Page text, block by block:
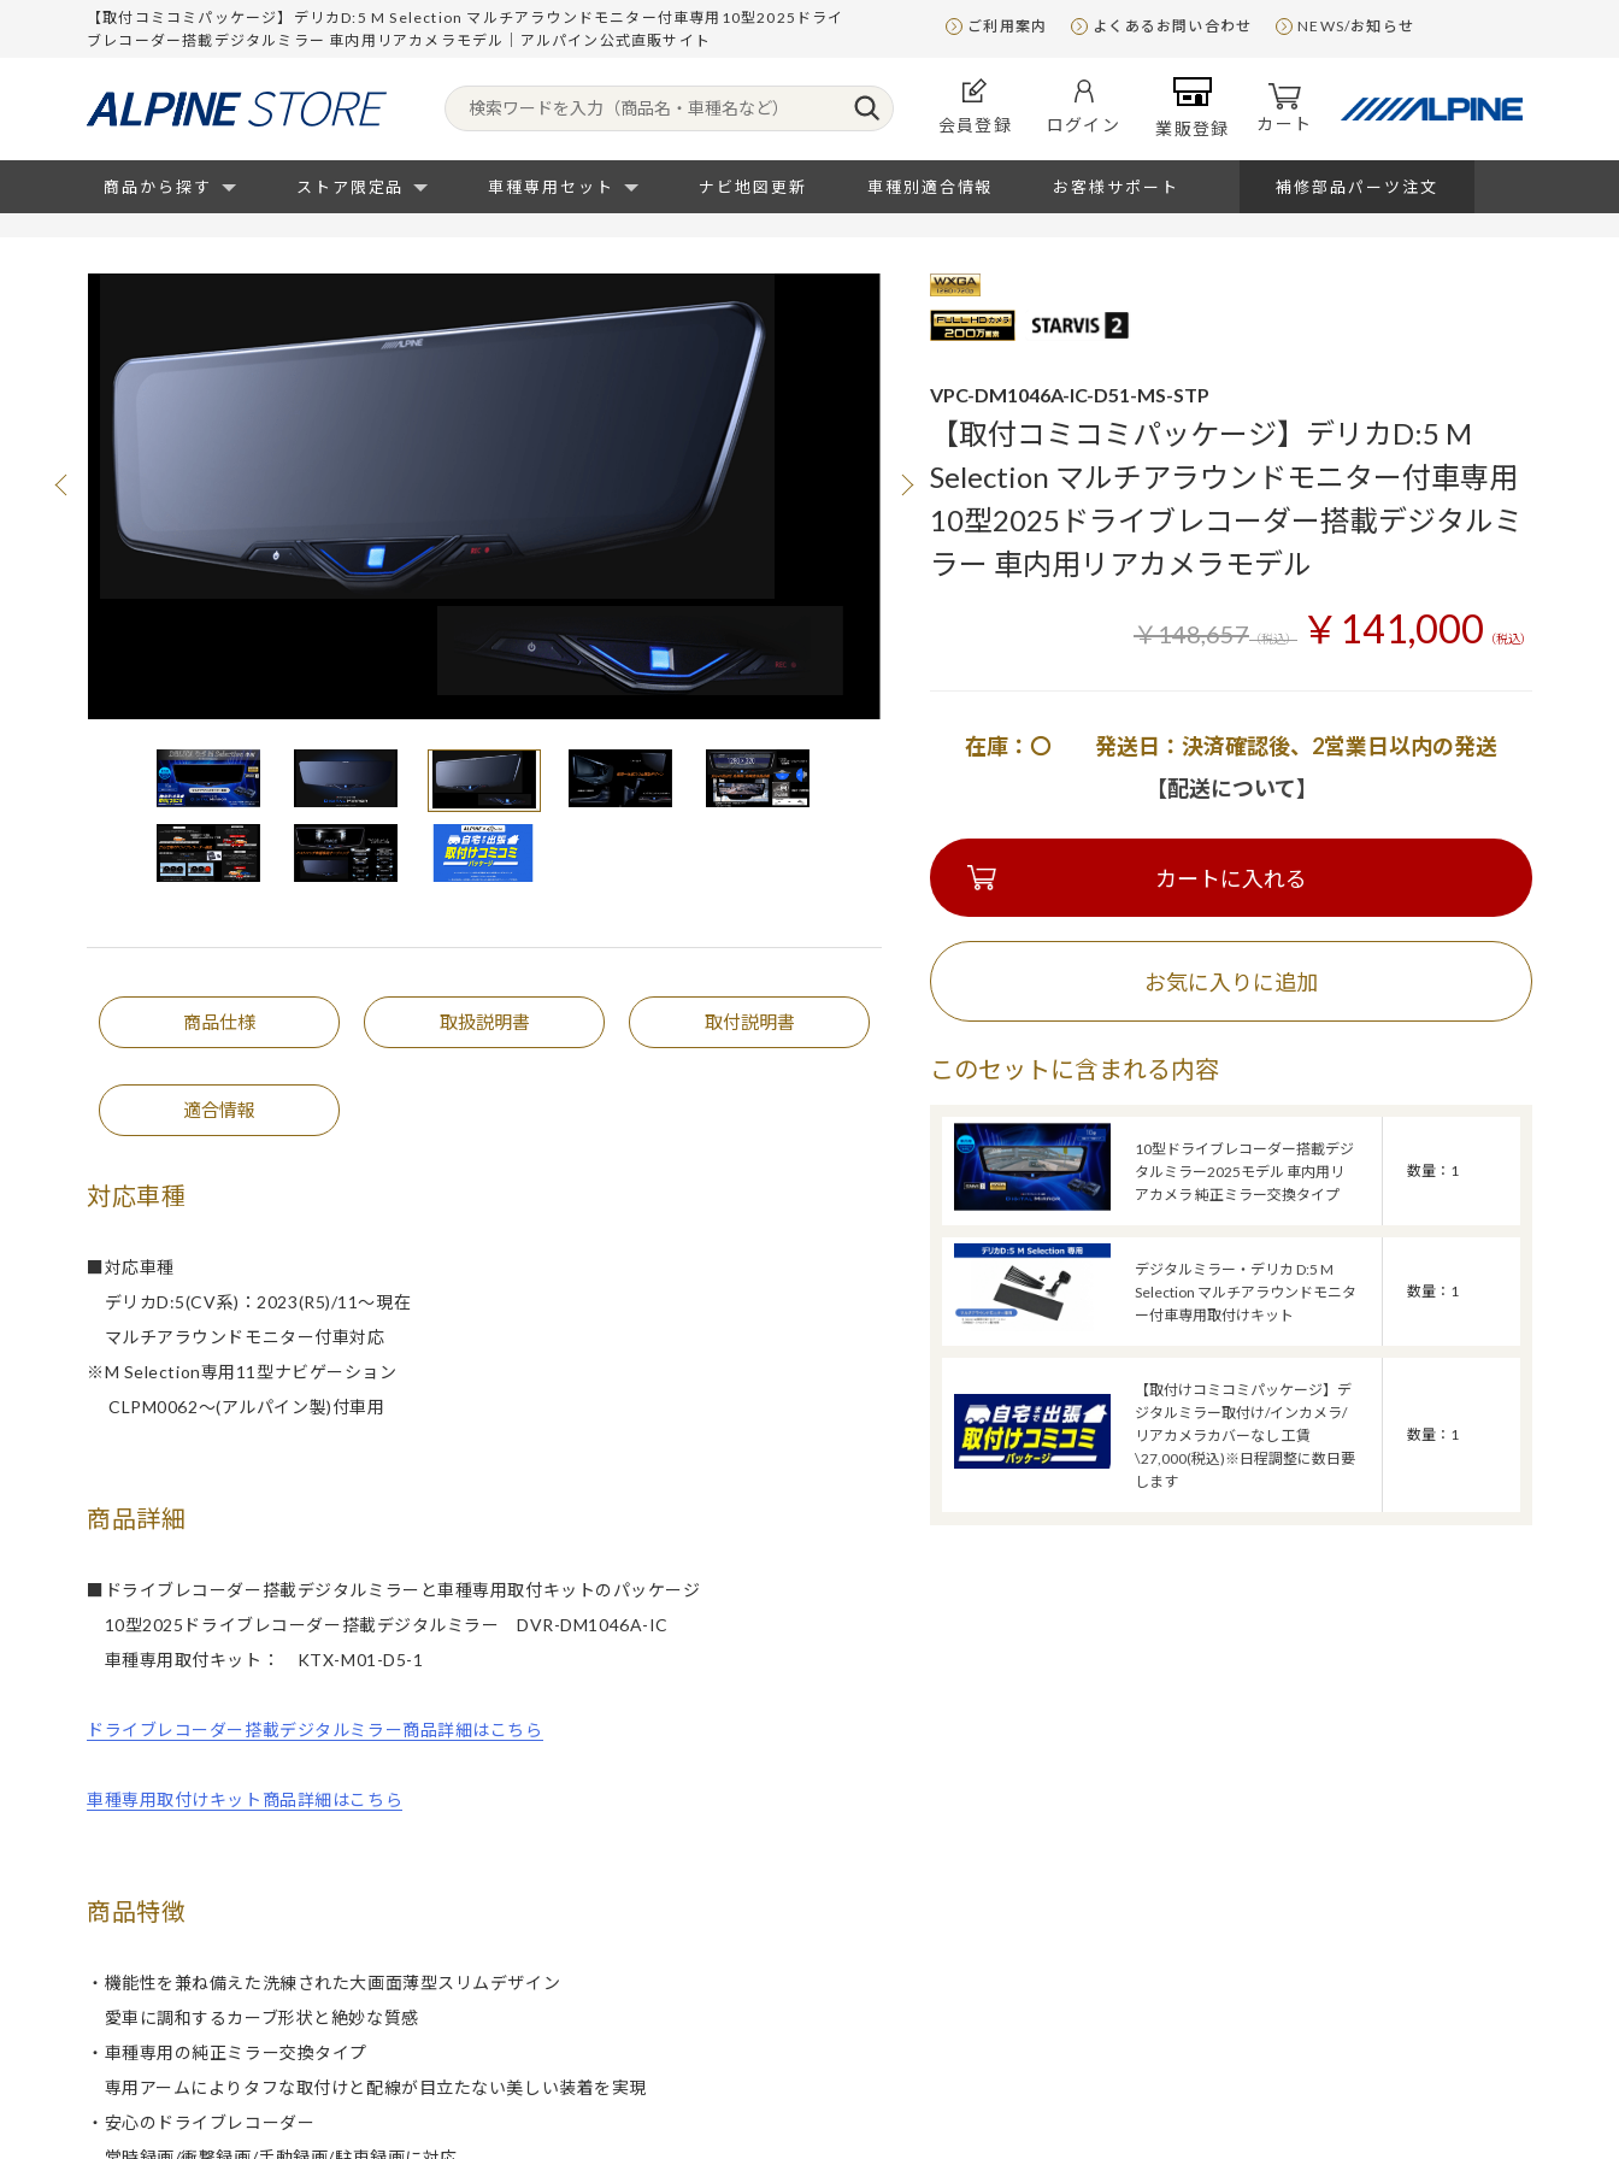
【取付コミコミパッケージ】デリカD:5 M Selection マルチアラウンドモニター付車専用10型2025ドライ
ブレコーダー搭載デジタルミラー 車内用リアカメラモデル｜アルパイン公式直販サイト
ご利用案内 よくあるお問い合わせ NEWS/お知らせ
会員登録 ログイン 業販登録 カート
商品から探す ストア限定品 車種専用セット ナビ地図更新 車種別適合情報 お客様サポート 補修部品パーツ注文
商品仕様 取扱説明書 取付説明書
適合情報
対応車種
■対応車種
デリカD:5(CV系)：2023(R5)/11～現在
マルチアラウンドモニター付車対応
※M Selection専用11型ナビゲーション
CLPM0062～(アルパイン製)付車用
商品詳細
■ドライブレコーダー搭載デジタルミラーと車種専用取付キットのパッケージ
10型2025ドライブレコーダー搭載デジタルミラー DVR-DM1046A-IC
車種専用取付キット： KTX-M01-D5-1
ドライブレコーダー搭載デジタルミラー商品詳細はこちら
車種専用取付けキット商品詳細はこちら
商品特徴
・機能性を兼ね備えた洗練された大画面薄型スリムデザイン
愛車に調和するカーブ形状と絶妙な質感
・車種専用の純正ミラー交換タイプ
専用アームによりタフな取付けと配線が目立たない美しい装着を実現
・安心のドライブレコーダー
VPC-DM1046A-IC-D51-MS-STP
【取付コミコミパッケージ】デリカD:5 M
Selection マルチアラウンドモニター付車専用
10型2025ドライブレコーダー搭載デジタルミ
ラー 車内用リアカメラモデル
￥148,657（税込） ￥141,000 （税込）
在庫：〇 発送日：決済確認後、2営業日以内の発送
【配送について】
カートに入れる
このセットに含まれる内容
10型ドライブレコーダー搭載デジ
タルミラー2025モデル 車内用リ
アカメラ 純正ミラー交換タイプ
数量：1
デジタルミラー・デリカ D:5 M
Selection マルチアラウンドモニタ
ー付車専用取付けキット
数量：1
【取付けコミコミパッケージ】デ
ジタルミラー取付け/インカメラ/
リアカメラカバーなし 工賃
\27,000(税込)※日程調整に数日要
します
数量：1
お気に入りに追加